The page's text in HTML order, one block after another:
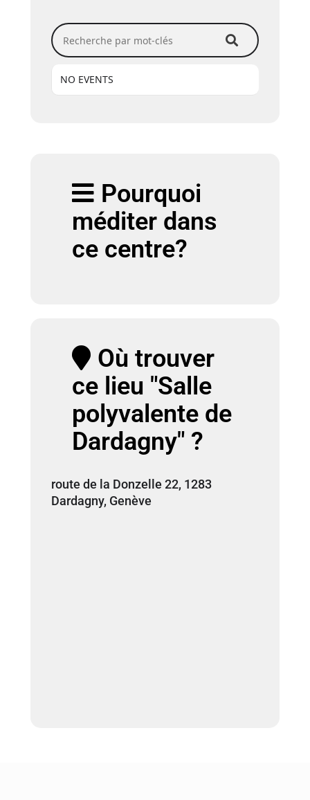
Recherche par mot-clés
NO EVENTS
Pourquoi
méditer dans
ce centre?
Où trouver
ce lieu "Salle
polyvalente de
Dardagny" ?
route de la Donzelle 22, 1283
Dardagny, Genève